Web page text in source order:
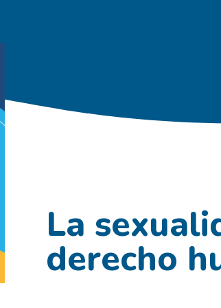
La
derecho